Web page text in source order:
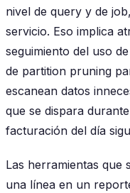
nivel de query y de
servicio. Eso implica
seguimiento del uso
de partition pruning
escanean datos
que se dispara
facturación del día
Las herramientas que
una línea en un